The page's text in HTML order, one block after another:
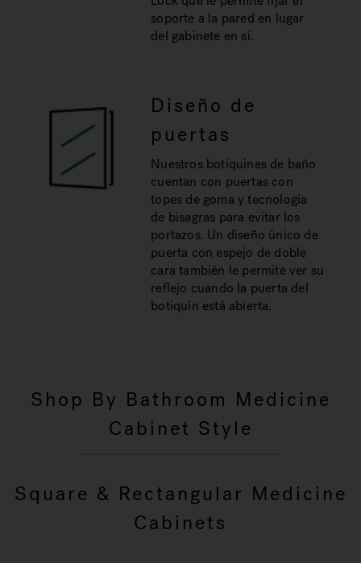
soporte a la pared en lugar
del gabinete en sí.
Diseño de
puertas
Nuestros botiquines de baño
cuentan con puertas con
topes de goma y tecnología
de bisagras para evitar los
portazos. Un diseño único de
puerta con espejo de doble
cara también le permite ver su
reflejo cuando la puerta del
botiquín está abierta.
Shop By Bathroom Medicine
Cabinet Style
Square & Rectangular Medicine
Cabinets